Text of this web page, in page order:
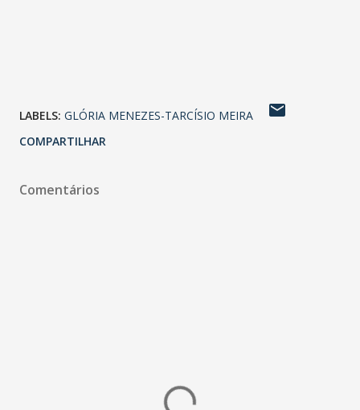
LABELS: GLÓRIA MENEZES-TARCÍSIO MEIRA
COMPARTILHAR
Comentários